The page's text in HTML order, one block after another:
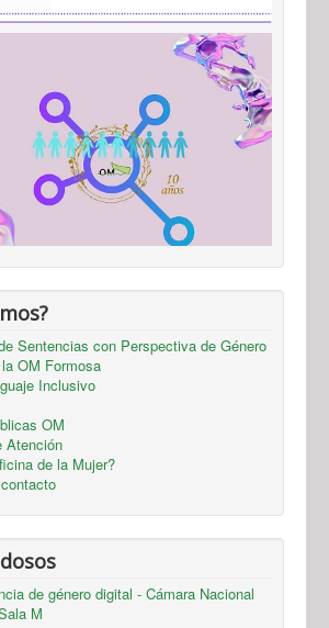
Sentencias con Perspectiva de Género
OM Formosa
Inclusivo
OM
Atención
de la Mujer?
de género digital - Cámara Nacional
M